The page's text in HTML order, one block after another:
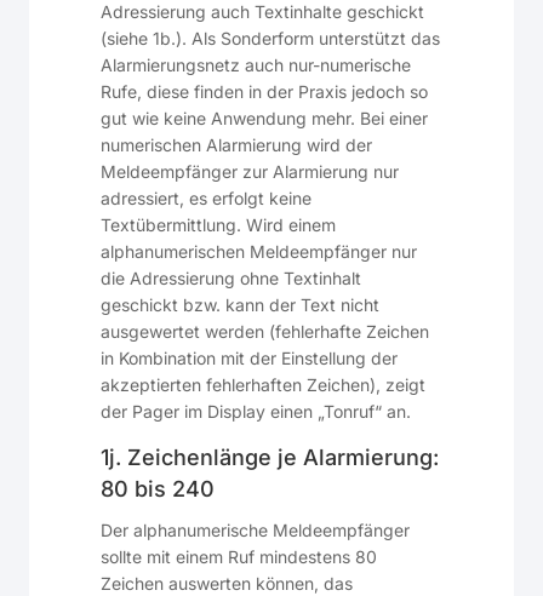
Adressierung auch Textinhalte geschickt
(siehe 1b.). Als Sonderform unterstützt das
Alarmierungsnetz auch nur-numerische
Rufe, diese finden in der Praxis jedoch so
gut wie keine Anwendung mehr. Bei einer
numerischen Alarmierung wird der
Meldeempfänger zur Alarmierung nur
adressiert, es erfolgt keine
Textübermittlung. Wird einem
alphanumerischen Meldeempfänger nur
die Adressierung ohne Textinhalt
geschickt bzw. kann der Text nicht
ausgewertet werden (fehlerhafte Zeichen
in Kombination mit der Einstellung der
akzeptierten fehlerhaften Zeichen), zeigt
der Pager im Display einen „Tonruf“ an.
1j. Zeichenlänge je Alarmierung:
80 bis 240
Der alphanumerische Meldeempfänger
sollte mit einem Ruf mindestens 80
Zeichen auswerten können, das